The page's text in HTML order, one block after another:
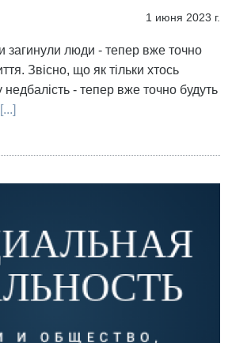
1 июня 2023 г.
загинули люди - тепер вже точно
Звісно, що як тільки хтось
- тепер вже точно будуть
[...]